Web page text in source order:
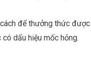
để thưởng thức
dấu hiệu mốc hỏng.